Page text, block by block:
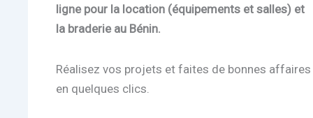
ligne pour la location (équipements et salles) et
la braderie au Bénin.
Réalisez vos projets et faites de bonnes affaires
en quelques clics.